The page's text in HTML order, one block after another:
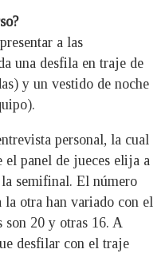
a las
una desfila en traje de
y un vestido de noche
personal, la cual
el panel de jueces elija a
la semifinal. El número
la otra han variado con el
son 20 y otras 16. A
desfilar con el traje